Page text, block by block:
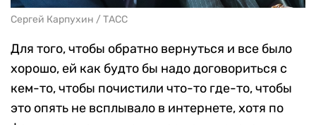
Сергей Карпухин / ТАСС
Для того, чтобы обратно вернуться и все было
хорошо, ей как будто бы надо договориться с
кем-то, чтобы почистили что-то где-то, чтобы
это опять не всплывало в интернете, хотя по